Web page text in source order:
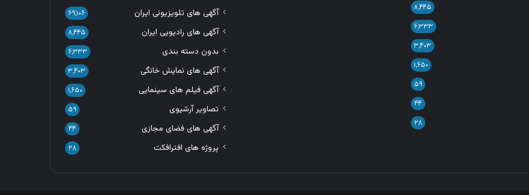
۸,۴۴۵
۶,۳۳۳
۳,۴۰۳
۱,۶۵۰
۵۹
۴۴
۲۸
آگهی های تلویزیونی ایران ۶۹,۱۰۶
آگهی های رادیویی ایران ۸,۴۴۵
بدون دسته بندی ۶,۳۳۳
آگهی های نمایش خانگی ۳,۴۰۳
آگهی فیلم های سینمایی ۱,۶۵۰
تصاویر آرشیوی ۵۹
آگهی های فضای مجازی ۴۴
پروژه های افترافکت ۲۸